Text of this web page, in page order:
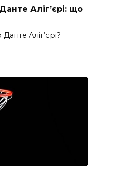
Аліг’єрі: що
Аліг’єрі?